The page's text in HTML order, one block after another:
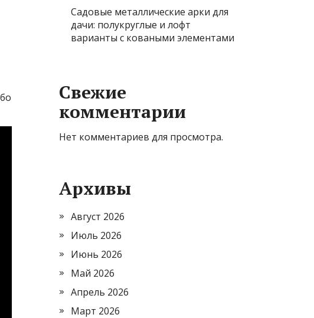
Садовые металлические арки для
дачи: полукруглые и лофт
варианты с коваными элементами
Свежие
комментарии
Нет комментариев для просмотра.
Архивы
Август 2026
Июль 2026
Июнь 2026
Май 2026
Апрель 2026
Март 2026